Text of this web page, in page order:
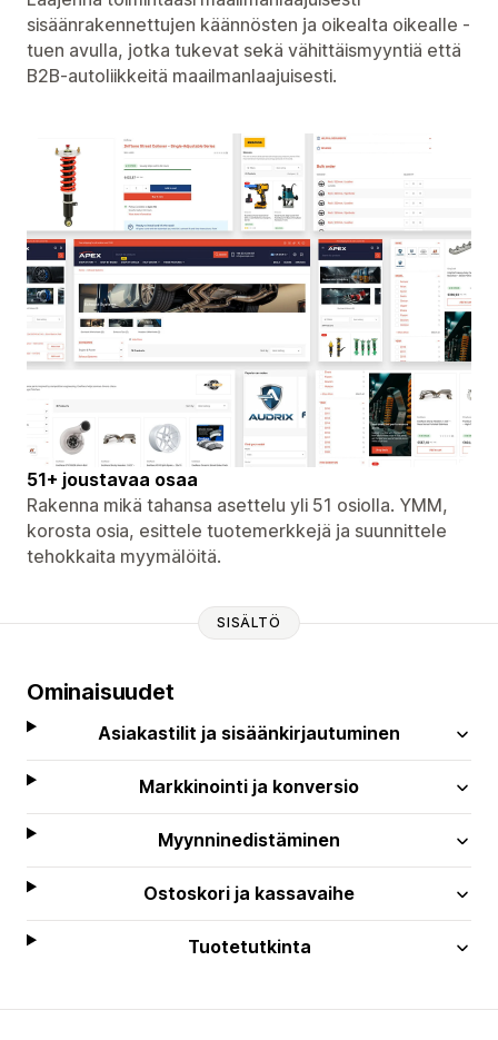
sisäänrakennettujen käännösten ja oikealta oikealle -
tuen avulla, jotka tukevat sekä vähittäismyyntiä että
B2B-autoliikkeitä maailmanlaajuisesti.
51+ joustavaa osaa
Rakenna mikä tahansa asettelu yli 51 osiolla. YMM,
korosta osia, esittele tuotemerkkejä ja suunnittele
tehokkaita myymälöitä.
SISÄLTÖ
Ominaisuudet
Asiakastilit ja sisäänkirjautuminen
Markkinointi ja konversio
Myynninedistäminen
Ostoskori ja kassavaihe
Tuotetutkinta